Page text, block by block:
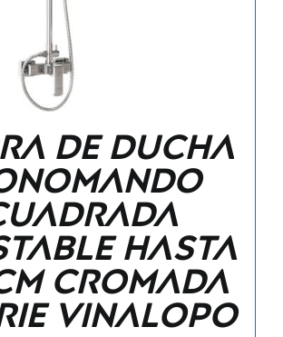
de ducha
hasta
cromada
Vinalopo